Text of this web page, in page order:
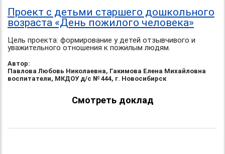
Проект с детьми старшего дошкольного
возраста «День пожилого человека»
Цель проекта: формирование у детей отзывчивого и
уважительного отношения к пожилым людям.
Автор:
Павлова Любовь Николаевна, Гакимова Елена Михайловна
воспитатели, МКДОУ д/с № 444, г. Новосибирск
Смотреть доклад